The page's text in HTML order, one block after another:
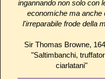
ingannando non solo con
economiche ma anche
l'irreparabile frode della
Sir Thomas Browne,
"Saltimbanchi,
ciarlatani"